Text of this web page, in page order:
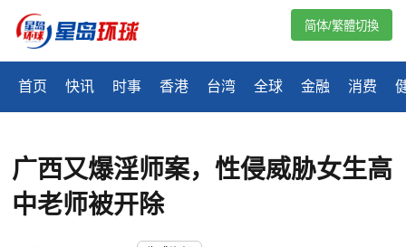
首页 快讯 时事 香港 台湾 全球 金融 消费
简体/繁體切換
广西又爆淫师案，性侵威胁女生高
中老师被开除